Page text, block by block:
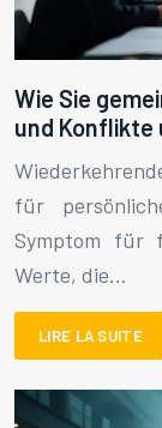
Wie Sie
und Konflikte
für
Symptom für
Werte, die…
LIRE LA SUITE